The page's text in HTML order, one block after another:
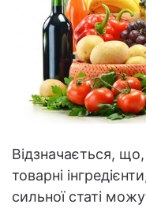
Відзначається,
товарні
сильної статі